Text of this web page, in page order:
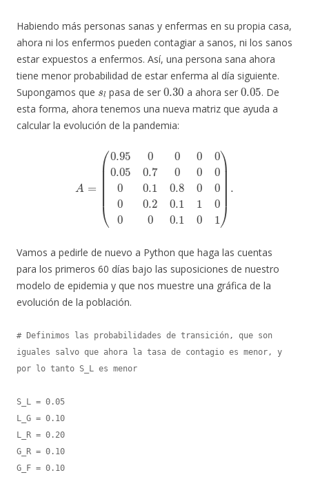
Habiendo más personas sanas y enfermas en su propia casa,
ahora ni los enfermos pueden contagiar a sanos, ni los sanos
estar expuestos a enfermos. Así, una persona sana ahora
tiene menor probabilidad de estar enferma al día siguiente.
Supongamos que
sl
pasa de ser
0.30
a ahora ser
0.05
. De
esta forma, ahora tenemos una nueva matriz que ayuda a
calcular la evolución de la pandemia:
A
0.70 00 0.1 0 0.2 0.1
Vamos a pedirle de nuevo a Python que haga las cuentas
para los primeros 60 días bajo las suposiciones de nuestro
modelo de epidemia y que nos muestre una gráfica de la
evolución de la población.
# Definimos las probabilidades de transición, que son
iguales salvo que ahora la tasa de contagio es menor, y
por lo tanto S_L es menor
S_L = 0.05
L_G = 0.10
L_R = 0.20
G_R = 0.10
G_F = 0.10